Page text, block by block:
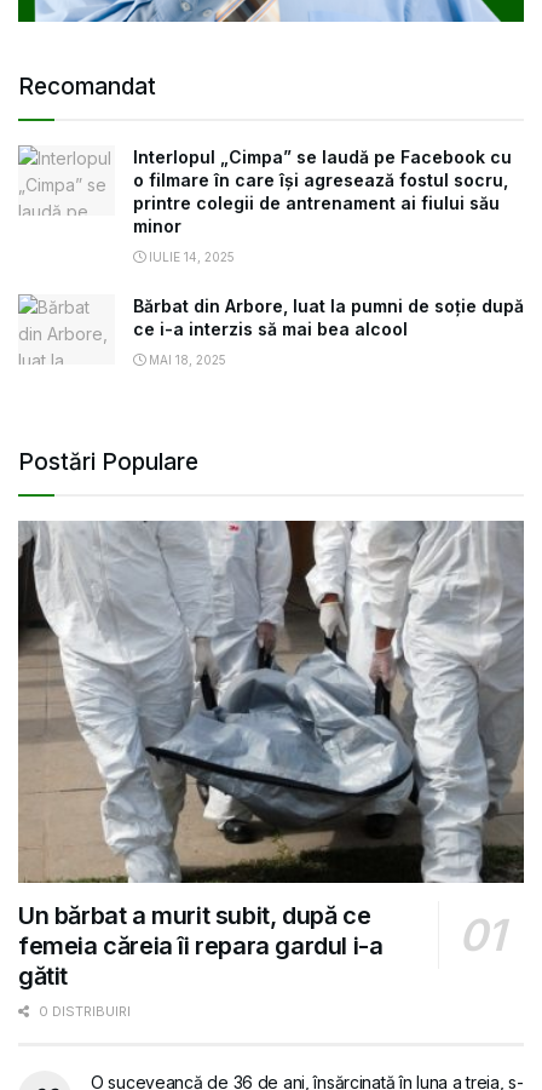
Recomandat
Interlopul „Cimpa” se laudă pe Facebook cu
o filmare în care își agresează fostul socru,
printre colegii de antrenament ai fiului său
minor
IULIE 14, 2025
Bărbat din Arbore, luat la pumni de soție după
ce i-a interzis să mai bea alcool
MAI 18, 2025
Postări Populare
Un bărbat a murit subit, după ce
femeia căreia îi repara gardul i-a
gătit
0 DISTRIBUIRI
O suceveancă de 36 de ani, însărcinată în luna a treia, s-